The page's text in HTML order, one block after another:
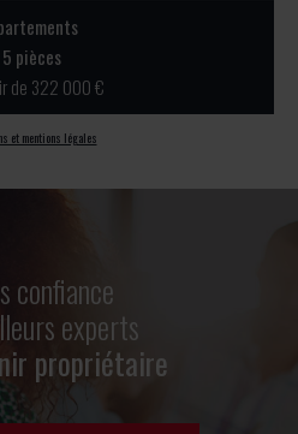
5 pièces
de 322 000 €
et mentions légales
confiance
experts
propriétaire